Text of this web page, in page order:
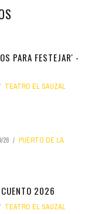
PARA FESTEJAR' -
TEATRO EL SAUZAL
26
PUERTO DE LA
2026
TEATRO EL SAUZAL